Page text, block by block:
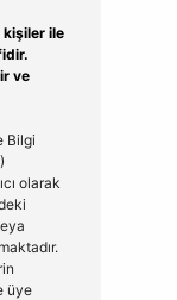
kişiler ile
ve
Bilgi
olarak
üye